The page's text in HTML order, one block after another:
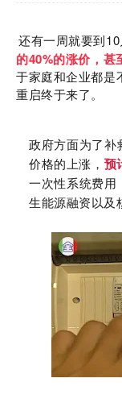
还有一周就要到 10
的40%的涨价，甚
于家庭和企业都是
重启终于来了。
政府方面为了补
价格的上涨， 预
一次性系统费用
生能源融资以及